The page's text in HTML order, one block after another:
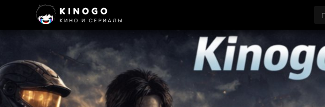
KINOGO
КИНО И СЕРИАЛЫ